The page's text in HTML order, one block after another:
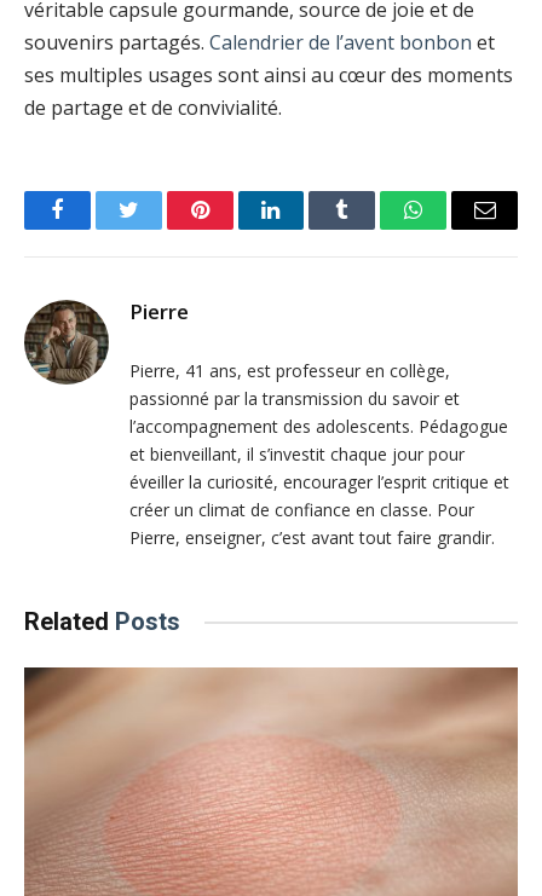
véritable capsule gourmande, source de joie et de
souvenirs partagés. Calendrier de l’avent bonbon et
ses multiples usages sont ainsi au cœur des moments
de partage et de convivialité.
FacebookTwitter PinterestLinkedInTumblr WhatsAppEmail
Pierre
Pierre, 41 ans, est professeur en collège,
passionné par la transmission du savoir et
l’accompagnement des adolescents. Pédagogue
et bienveillant, il s’investit chaque jour pour
éveiller la curiosité, encourager l’esprit critique et
créer un climat de confiance en classe. Pour
Pierre, enseigner, c’est avant tout faire grandir.
Related Posts